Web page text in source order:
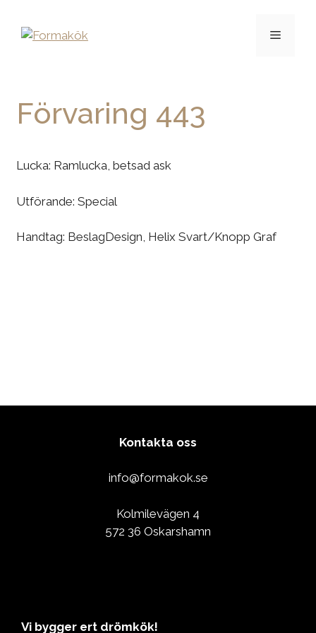
Förvaring 443
Lucka: Ramlucka, betsad ask
Utförande: Special
Handtag: BeslagDesign, Helix Svart/Knopp Graf
Kontakta oss
info@formakok.se
Kolmilevägen 4
572 36 Oskarshamn
Vi bygger ert drömkök!